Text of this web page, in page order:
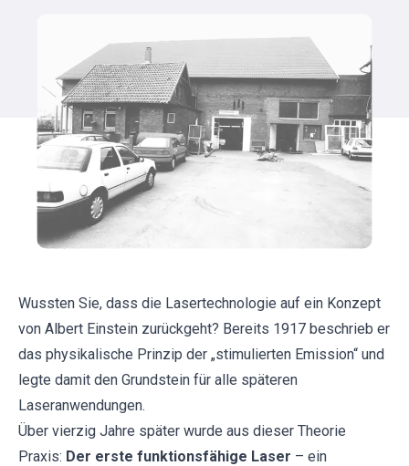
Wussten Sie, dass die Lasertechnologie auf ein Konzept
von Albert Einstein zurückgeht? Bereits 1917 beschrieb er
das physikalische Prinzip der „stimulierten Emission“ und
legte damit den Grundstein für alle späteren
Laseranwendungen.
Über vierzig Jahre später wurde aus dieser Theorie
Praxis: Der erste funktionsfähige Laser – ein